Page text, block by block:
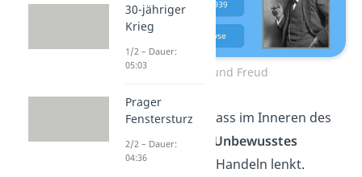
Sigmund Freud
Freud erkannte, dass im Inneren des
Menschen etwas
Unbewusstes
existiert, das sein Handeln lenkt.
30-jähriger
Krieg
1/2 – Dauer:
05:03
Prager
Fenstersturz
2/2 – Dauer:
04:36